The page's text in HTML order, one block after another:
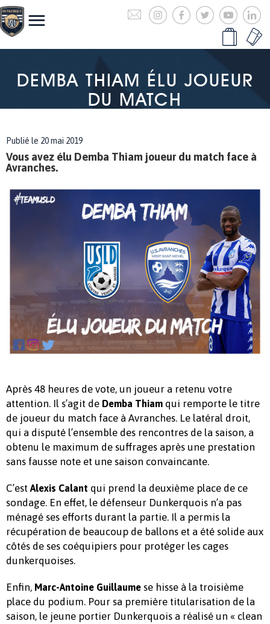
DEMBA THIAM ÉLU JOUEUR
DU MATCH
Publié le 20 mai 2019
Vous avez élu Demba Thiam joueur du match face à
Avranches.
Après 48 heures de vote, un joueur a retenu votre
attention. Il s’agit de Demba Thiam qui remporte le titre
de joueur du match face à Avranches. Le latéral droit,
qui a disputé l’ensemble des rencontres de la saison, a
obtenu le maximum de suffrages après une prestation
sans fausse note et une saison convaincante.
C’est Alexis Calant qui prend la deuxième place de ce
sondage. En effet, le défenseur Dunkerquois n’a pas
ménagé ses efforts durant la partie. Il a permis la
récupération de beaucoup de ballons et a été solide aux
côtés de ses coéquipiers pour protéger les cages
dunkerquoises.
Enfin, Marc-Antoine Guillaume se hisse à la troisième
place du podium. Pour sa première titularisation de la
saison, le jeune portier Dunkerquois a réalisé un « clean